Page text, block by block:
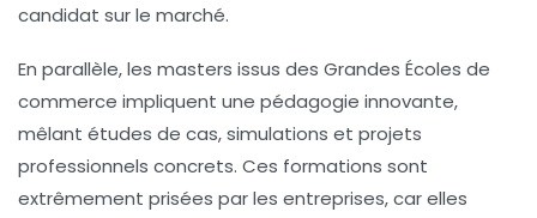
candidat sur le marché.
En parallèle, les masters issus des Grandes Écoles de
commerce impliquent une pédagogie innovante,
mêlant études de cas, simulations et projets
professionnels concrets. Ces formations sont
extrêmement prisées par les entreprises, car elles